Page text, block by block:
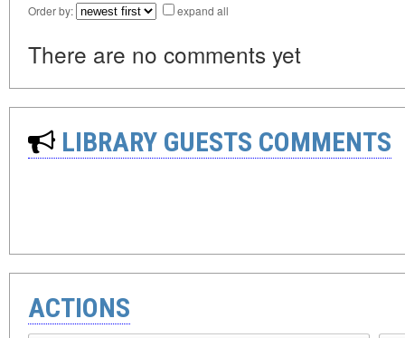
Order by: expand all
There are no comments yet
LIBRARY GUESTS COMMENTS
ACTIONS